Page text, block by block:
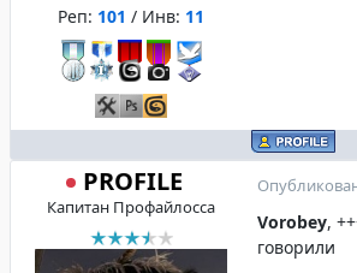
Реп: 101 / Инв: 11
PROFILE
Капитан Профайлосса
Vorobey,
говорили